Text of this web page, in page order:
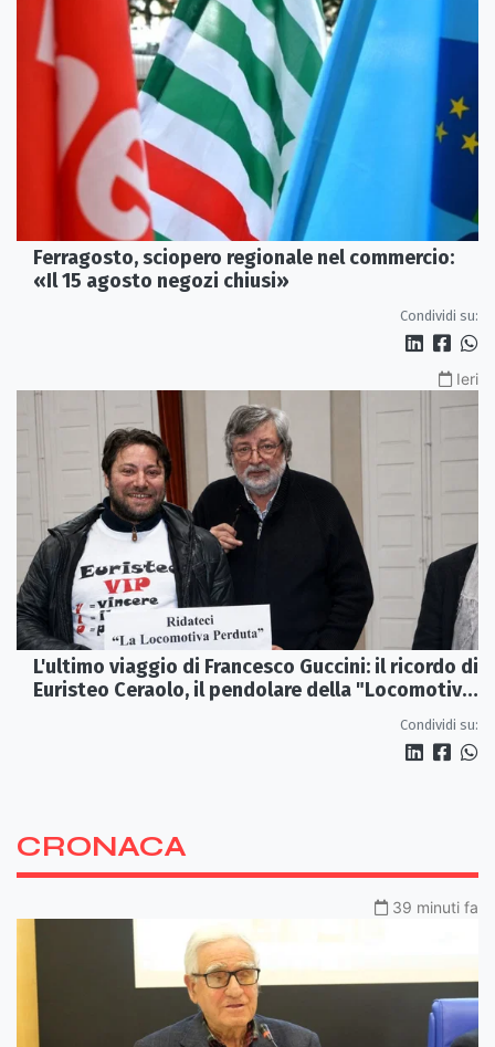
Ferragosto, sciopero regionale nel commercio:
«Il 15 agosto negozi chiusi»
Condividi su:
Ieri
L'ultimo viaggio di Francesco Guccini: il ricordo di
Euristeo Ceraolo, il pendolare della "Locomotiva
Condividi su:
CRONACA
39 minuti fa